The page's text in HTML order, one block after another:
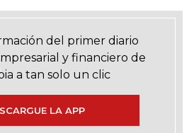
del primer diario
y financiero de
a tan solo un clic
LA APP